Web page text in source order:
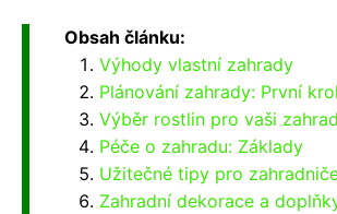
Obsah článku:
Výhody vlastní zahrady
Plánování zahrady: První
Výběr rostlin pro vaši
Péče o zahradu: Základy
Užitečné tipy pro
Zahradní dekorace a